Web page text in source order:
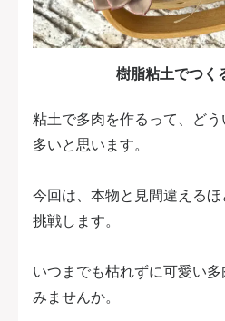
樹脂粘土でつく
粘土で多肉を作るって、ど
多いと思います。
今回は、本物と見間違える
挑戦します。
いつまでも枯れずに可愛い
みませんか。